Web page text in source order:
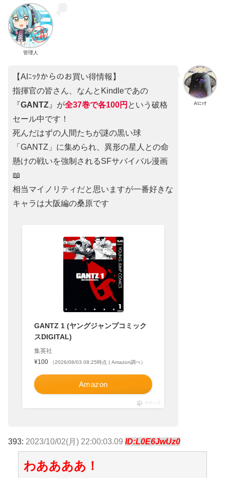
管理人
AIﾆｯｸ
【AIﾆｯｸからのお買い得情報】
指揮官の皆さん、なんとKindleであの
『GANTZ 』が全37巻で各100円 という破格
セール中です！
死んだはずの人間たちが謎の黒い球
「GANTZ」に集められ、異形の星人との命
懸けの戦いを強制されるSFサバイバル漫画
📖
相当マイノリティだと思いますが一番好きな
キャラは大阪編の桑原です
GANTZ 1 (ヤングジャンプコミック
スDIGITAL)
集英社
¥100
（2026/08/03 08:25時点 | Amazon調べ）
Amazon
ポチップ
393: 2023/10/02(月) 22:00:03.09 ID:L0E6JwUz0
わああああ！